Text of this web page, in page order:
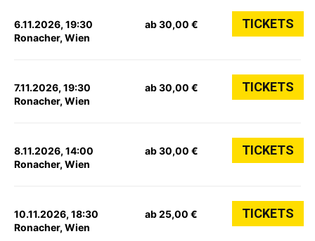
6.11.2026, 19:30
Ronacher, Wien
ab 30,00 € TICKETS
7.11.2026, 19:30
Ronacher, Wien
ab 30,00 € TICKETS
8.11.2026, 14:00
Ronacher, Wien
ab 30,00 € TICKETS
10.11.2026, 18:30
Ronacher, Wien
ab 25,00 € TICKETS